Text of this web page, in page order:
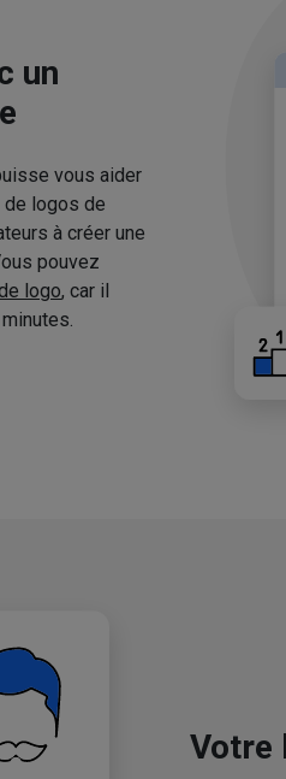
un
vous aider
de logos de
à créer une
pouvez
logo, car il
Votre